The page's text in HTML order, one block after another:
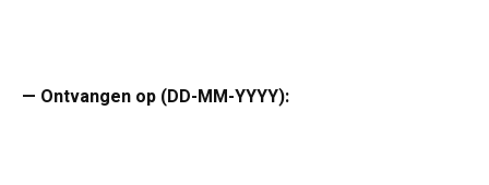
— Ontvangen op (DD-MM-YYYY):